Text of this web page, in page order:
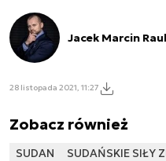
Jacek Marcin
28 listopada 2021, 11:27
Zobacz również
SUDAN SUDAŃSKIE SIŁY